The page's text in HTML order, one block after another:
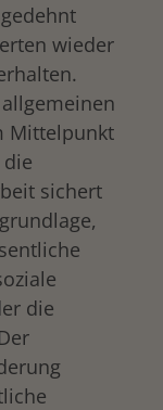
wieder
Mittelpunkt
sichert
die